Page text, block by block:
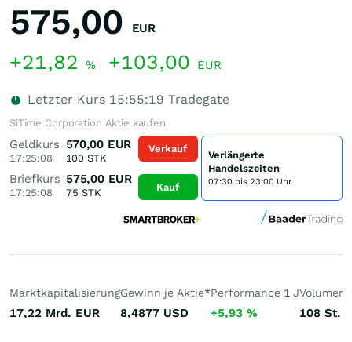
575,00 EUR
+21,82 % +103,00 EUR
Letzter Kurs 15:55:19 Tradegate
SiTime Corporation Aktie kaufen
Geldkurs
17:25:08
570,00 EUR
100 STK
Briefkurs
17:25:08
575,00 EUR
75 STK
Verkauf
Kauf
Verlängerte
Handelszeiten
07:30 bis 23:00 Uhr
Marktkapitalisierung
17,22 Mrd. EUR
Gewinn je Aktie*
8,4877 USD
Performance 1 J
+5,93 %
Volumen
108 St.